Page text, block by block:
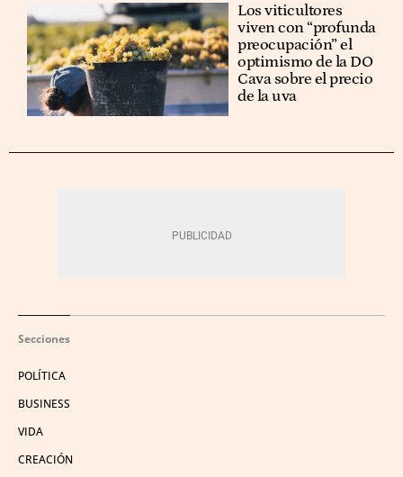
Los viticultores
viven con “profunda
preocupación” el
optimismo de la DO
Cava sobre el precio
de la uva
Secciones
POLÍTICA
BUSINESS
VIDA
CREACIÓN